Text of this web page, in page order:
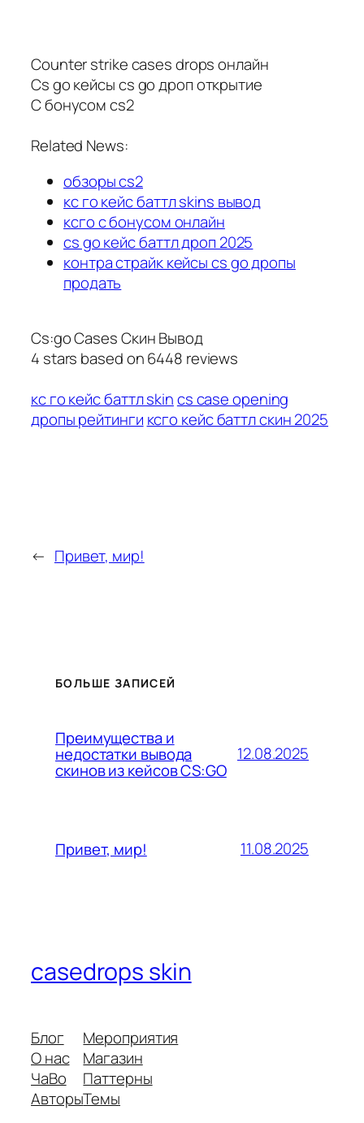
Counter strike cases drops онлайн
Cs go кейсы cs go дроп открытие
С бонусом cs2
Related News:
обзоры cs2
кс го кейс баттл skins вывод
ксго с бонусом онлайн
cs go кейс баттл дроп 2025
контра страйк кейсы cs go дропы
продать
Cs:go Cases Скин Вывод
4 stars based on6448 reviews
кс го кейс баттл skincs case opening
дропы рейтинги ксго кейс баттл скин 2025
← Привет, мир!
БОЛЬШЕ ЗАПИСЕЙ
Преимущества и
недостатки вывода
скинов из кейсов CS:GO
12.08.2025
Привет, мир! 11.08.2025
casedrops skin
Блог
О нас
ЧаВо
Авторы
Мероприятия
Магазин
Паттерны
Темы